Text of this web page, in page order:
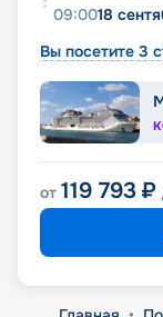
09:0018
Вы посетите 3
от 119 793 ₽